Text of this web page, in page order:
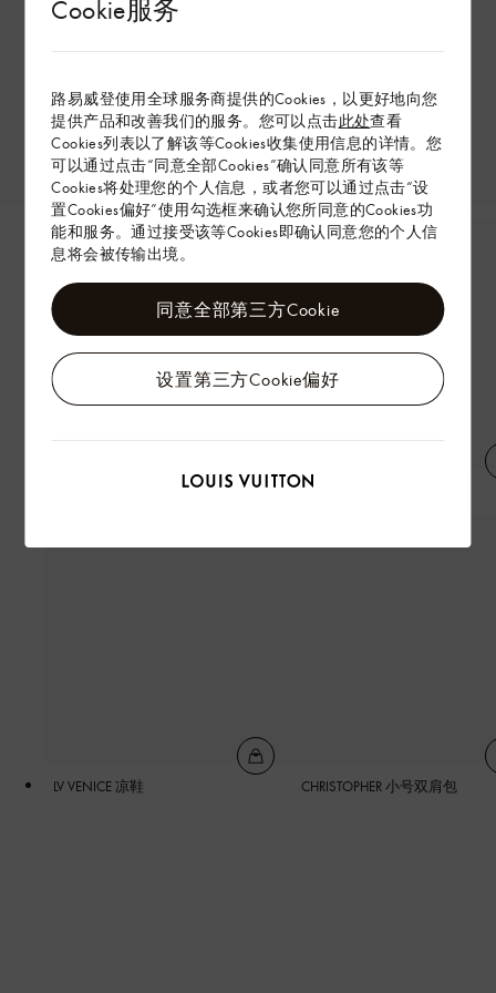
Cookie服务
路易威登使用全球服务商提供的Cookies，以更好地向您
提供产品和改善我们的服务。您可以点击此处查看
Cookies列表以了解该等Cookies收集使用信息的详情。您
可以通过点击“同意全部Cookies”确认同意所有该等
Cookies将处理您的个人信息，或者您可以通过点击“设
置Cookies偏好”使用勾选框来确认您所同意的Cookies功
能和服务。通过接受该等Cookies即确认同意您的个人信
息将会被传输出境。
设置第三方Cookie偏好
同意全部第三方Cookie
MONOGRAM 桑蚕丝短袖衬衫 MONOGRAM 桑蚕丝短裤
LV VENICE 凉鞋 CHRISTOPHER 小号双肩包